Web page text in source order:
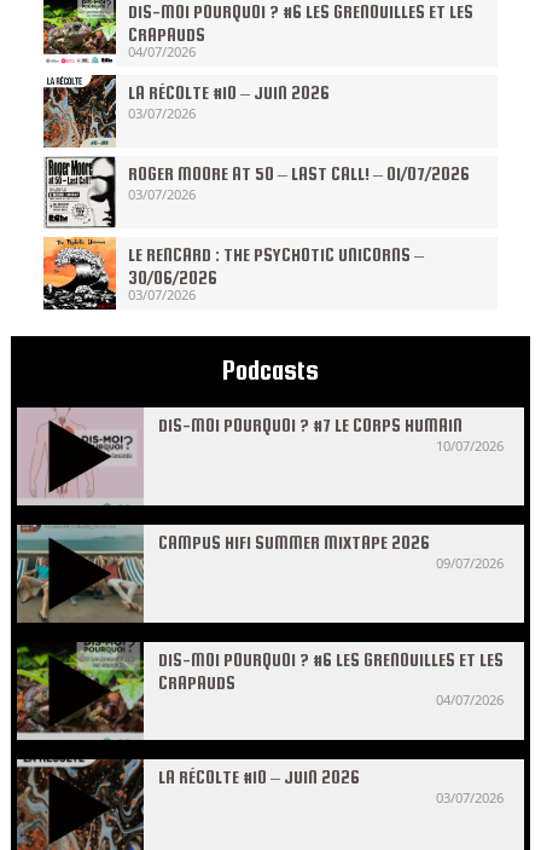
DIS-MOI POURQUOI ? #6 LES GRENOUILLES ET LES
CRAPAUDS
04/07/2026
LA RÉCOLTE #10 – JUIN 2026
03/07/2026
ROGER MOORE AT 50 – LAST CALL! – 01/07/2026
03/07/2026
LE RENCARD : THE PSYCHOTIC UNICORNS –
30/06/2026
03/07/2026
Podcasts
DIS-MOI POURQUOI ? #7 LE CORPS HUMAIN
10/07/2026
CAMPUS HIFI SUMMER MIXTAPE 2026
09/07/2026
DIS-MOI POURQUOI ? #6 LES GRENOUILLES ET LES
CRAPAUDS
04/07/2026
LA RÉCOLTE #10 – JUIN 2026
03/07/2026